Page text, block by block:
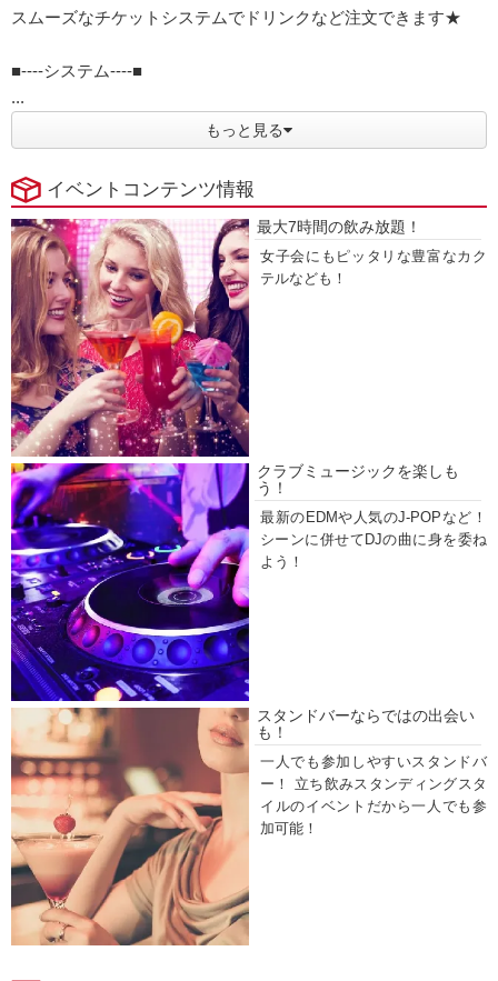
スムーズなチケットシステムでドリンクなど注文できます★
■----システム----■
...
もっと見る
イベントコンテンツ情報
最大7時間の飲み放題！
女子会にもピッタリな豊富なカク
テルなども！
クラブミュージックを楽しも
う！
最新のEDMや人気のJ-POPなど！
シーンに併せてDJの曲に身を委ね
よう！
スタンドバーならではの出会い
も！
一人でも参加しやすいスタンドバ
ー！ 立ち飲みスタンディングスタ
イルのイベントだから一人でも参
加可能！